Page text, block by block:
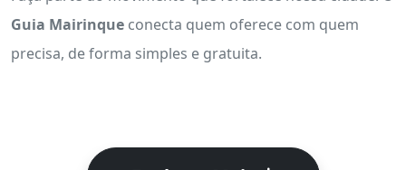
Guia Mairinque conecta quem oferece com quem
precisa, de forma simples e gratuita.